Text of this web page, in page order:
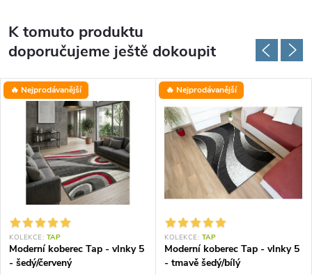
K tomuto produktu
doporučujeme ještě dokoupit
🔥 Nejprodávanější
KOLEKCE: TAP
Moderní koberec Tap - vlnky 5
- šedý/červený
🔥 Nejprodávanější
KOLEKCE: TAP
Moderní koberec Tap - vlnky 5
- tmavě šedý/bílý